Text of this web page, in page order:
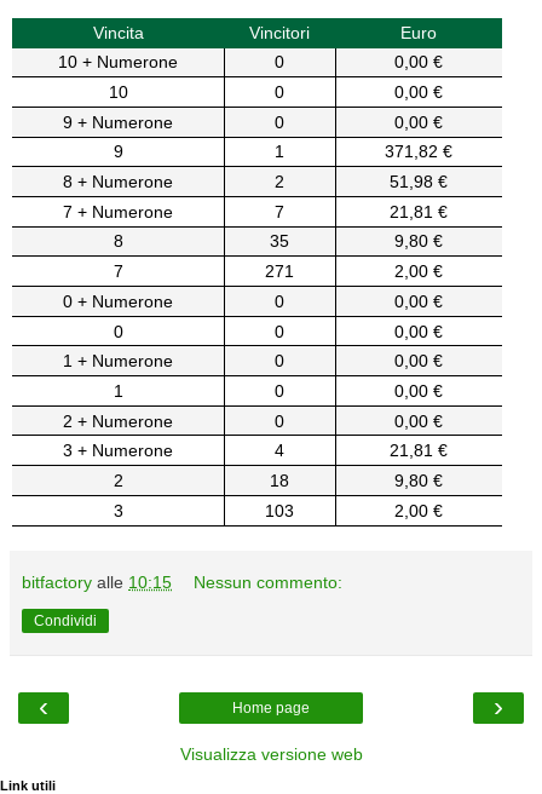
Vincita Vincitori
Euro
10 + Numerone
0
0,00 €
10
0
0,00 €
9 + Numerone
0
0,00 €
9
1
371,82 €
8 + Numerone
2
51,98 €
7 + Numerone
7
21,81 €
8
35
9,80 €
7
271
2,00 €
0 + Numerone
0
0,00 €
0
0
0,00 €
1 + Numerone
0
0,00 €
1
0
0,00 €
2 + Numerone
0
0,00 €
3 + Numerone
4
21,81 €
2
18
9,80 €
3
103 2,00 €
bitfactory alle 10:15 Nessun commento:
Condividi
‹ ›
Home page
Visualizza versione web
Link utili